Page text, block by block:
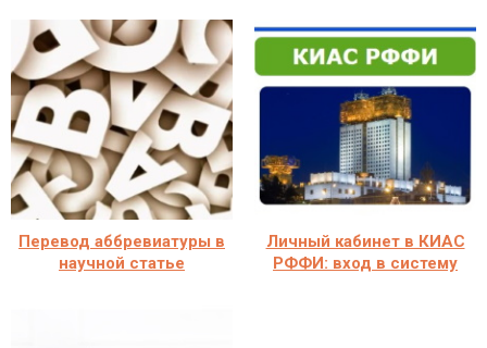
Перевод аббревиатуры в
научной статье
Личный кабинет в КИАС
РФФИ: вход в систему